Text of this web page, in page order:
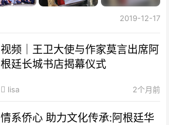
2019-12-17
视频｜王卫大使与作家莫言出席阿
根廷长城书店揭幕仪式
lisa 2个月前
情系侨心 助力文化传承:阿根廷华